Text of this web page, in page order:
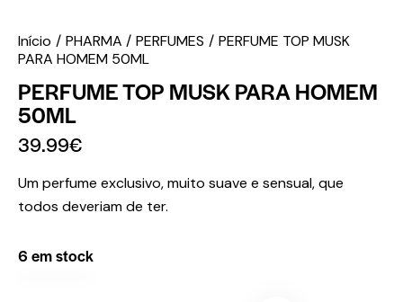
Início PHARMA PERFUMES
PERFUME TOP MUSK
PARA HOMEM 50ML
PERFUME TOP MUSK PARA HOMEM
50ML
39.99€
Um perfume exclusivo, muito suave e sensual, que
todos deveriam de ter.
6 em stock